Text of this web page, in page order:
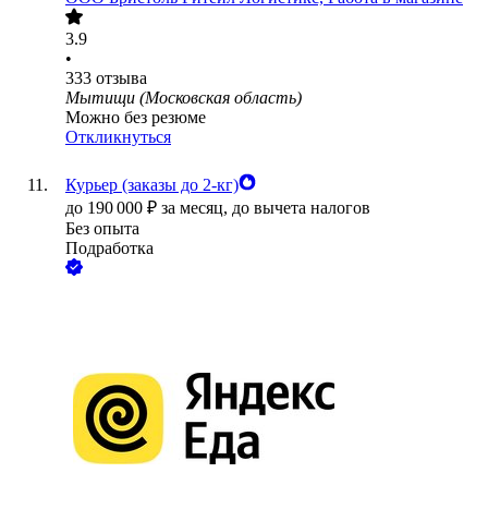
3.9
•
333 отзыва
Мытищи (Московская область)
Можно без резюме
Откликнуться
Курьер (заказы до 2-кг)
до 190 000 ₽ за месяц, до вычета налогов
Без опыта
Подработка